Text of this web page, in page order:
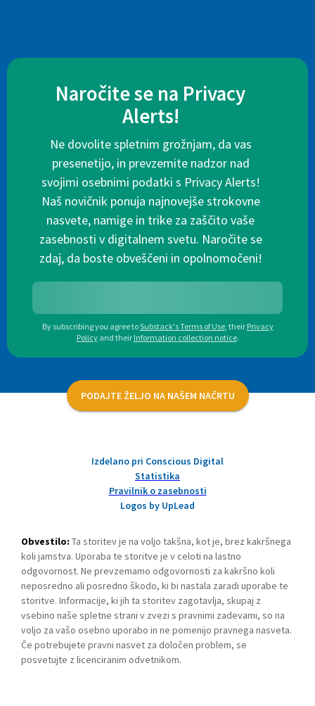
Naročite se na Privacy
Alerts!
Ne dovolite spletnim grožnjam, da vas
presenetijo, in prevzemite nadzor nad
svojimi osebnimi podatki s Privacy Alerts!
Naš novičnik ponuja najnovejše strokovne
nasvete, namige in trike za zaščito vaše
zasebnosti v digitalnem svetu. Naročite se
zdaj, da boste obveščeni in opolnomočeni!
By subscribing you agree toSubstack's Terms of Use, their Privacy
Policy and their Information collection notice.
PODAJTE ŽELJO NA NAŠEM NAČRTU
Izdelano pri Conscious Digital
Statistika
Pravilnik o zasebnosti
Logos by UpLead
Obvestilo: Ta storitev je na voljo takšna, kot je, brez kakršnega
koli jamstva. Uporaba te storitve je v celoti na lastno
odgovornost. Ne prevzemamo odgovornosti za kakršno koli
neposredno ali posredno škodo, ki bi nastala zaradi uporabe te
storitve. Informacije, ki jih ta storitev zagotavlja, skupaj z
vsebino naše spletne strani v zvezi s pravnimi zadevami, so na
voljo za vašo osebno uporabo in ne pomenijo pravnega nasveta.
Če potrebujete pravni nasvet za določen problem, se
posvetujte z licenciranim odvetnikom.